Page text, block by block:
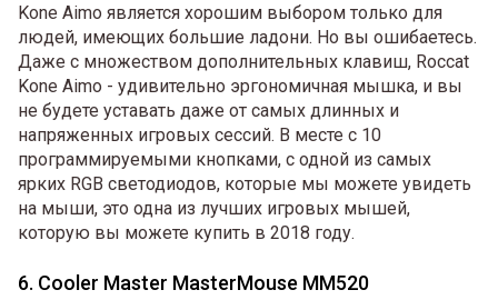
Kone Aimo является хорошим выбором только для
людей, имеющих большие ладони. Но вы ошибаетесь.
Даже с множеством дополнительных клавиш, Roccat
Kone Aimo - удивительно эргономичная мышка, и вы
не будете уставать даже от самых длинных и
напряженных игровых сессий. В месте с 10
программируемыми кнопками, с одной из самых
ярких RGB светодиодов, которые мы можете увидеть
на мыши, это одна из лучших игровых мышей,
которую вы можете купить в 2018 году.
6. Cooler Master MasterMouse MM520